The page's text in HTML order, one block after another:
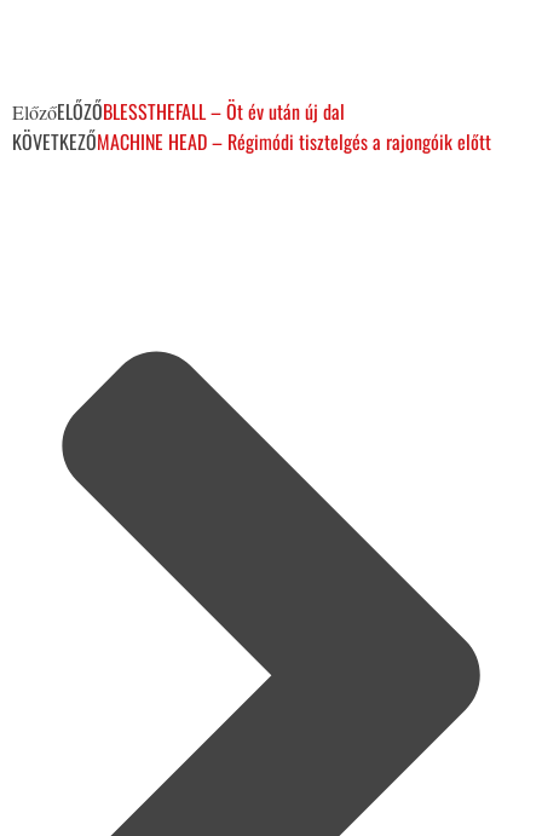
ElőzőELŐZŐBLESSTHEFALL – Öt év után új dal
KÖVETKEZŐMACHINE HEAD – Régimódi tisztelgés a rajongóik előtt